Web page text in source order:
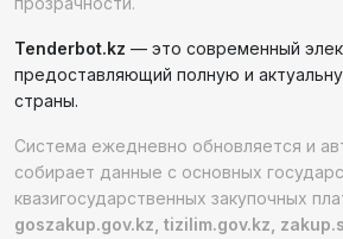
Tenderbot.kz — это современный
предоставляющий полную и
страны.
Система ежедневно обновляется и
собирает данные с основных
квазигосударственных закупочных
goszakup.gov.kz, tizilim.gov.kz,